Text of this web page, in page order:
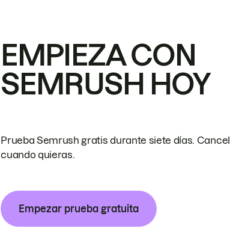
EMPIEZA CON
SEMRUSH HOY
Prueba Semrush gratis durante siete días.
cuando quieras.
Empezar prueba gratuita